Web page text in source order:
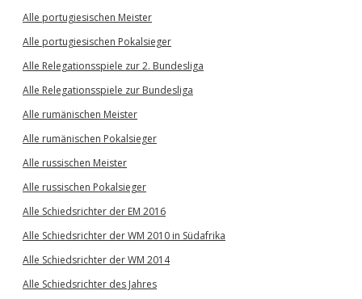
Alle portugiesischen Meister
Alle portugiesischen Pokalsieger
Alle Relegationsspiele zur 2. Bundesliga
Alle Relegationsspiele zur Bundesliga
Alle rumänischen Meister
Alle rumänischen Pokalsieger
Alle russischen Meister
Alle russischen Pokalsieger
Alle Schiedsrichter der EM 2016
Alle Schiedsrichter der WM 2010 in Südafrika
Alle Schiedsrichter der WM 2014
Alle Schiedsrichter des Jahres